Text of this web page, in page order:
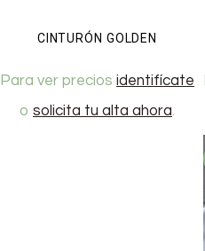
CINTURÓN GOLDEN
Para ver precios identifícate
o solicita tu alta ahora.